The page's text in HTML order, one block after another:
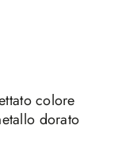
colore
dorato